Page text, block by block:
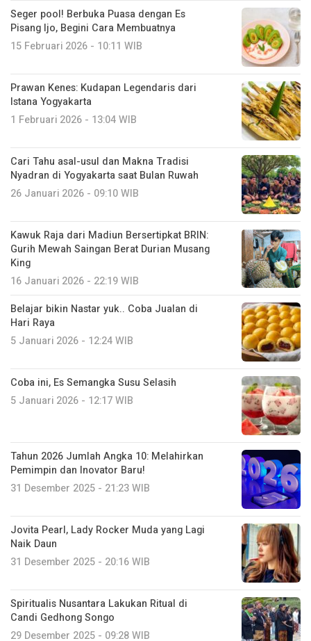
Seger pool! Berbuka Puasa dengan Es
Pisang Ijo, Begini Cara Membuatnya
15 Februari 2026 - 10:11 WIB
Prawan Kenes: Kudapan Legendaris dari
Istana Yogyakarta
1 Februari 2026 - 13:04 WIB
Cari Tahu asal-usul dan Makna Tradisi
Nyadran di Yogyakarta saat Bulan Ruwah
26 Januari 2026 - 09:10 WIB
Kawuk Raja dari Madiun Bersertipkat BRIN:
Gurih Mewah Saingan Berat Durian Musang
King
16 Januari 2026 - 22:19 WIB
Belajar bikin Nastar yuk.. Coba Jualan di
Hari Raya
5 Januari 2026 - 12:24 WIB
Coba ini, Es Semangka Susu Selasih
5 Januari 2026 - 12:17 WIB
Tahun 2026 Jumlah Angka 10: Melahirkan
Pemimpin dan Inovator Baru!
31 Desember 2025 - 21:23 WIB
Jovita Pearl, Lady Rocker Muda yang Lagi
Naik Daun
31 Desember 2025 - 20:16 WIB
Spiritualis Nusantara Lakukan Ritual di
Candi Gedhong Songo
29 Desember 2025 - 09:28 WIB